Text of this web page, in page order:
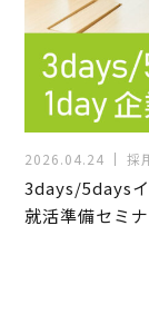
2026.04.24 採
3days/5days
就活準備セミ